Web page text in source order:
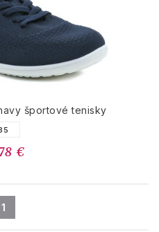
športové tenisky
€
1